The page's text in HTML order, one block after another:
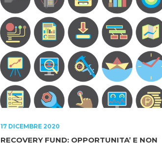
17 DICEMBRE 2020
RECOVERY FUND: OPPORTUNITA’ E NON